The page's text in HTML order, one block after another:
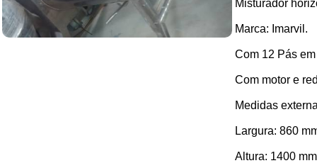
Misturador
Marca: Imarvil.
Com 12 Pás
Com motor e
Medidas
Largura: 860
Altura: 1400